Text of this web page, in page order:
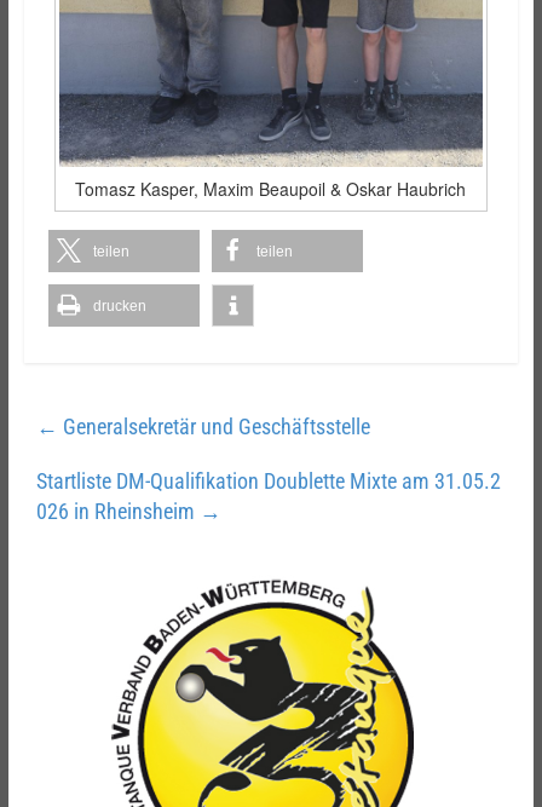
Tomasz Kasper, Maxim Beaupoil & Oskar Haubrich
teilen teilen
drucken
← Generalsekretär und Geschäftsstelle
Startliste DM-Qualifikation Doublette Mixte am 31.05.2
026 in Rheinsheim →